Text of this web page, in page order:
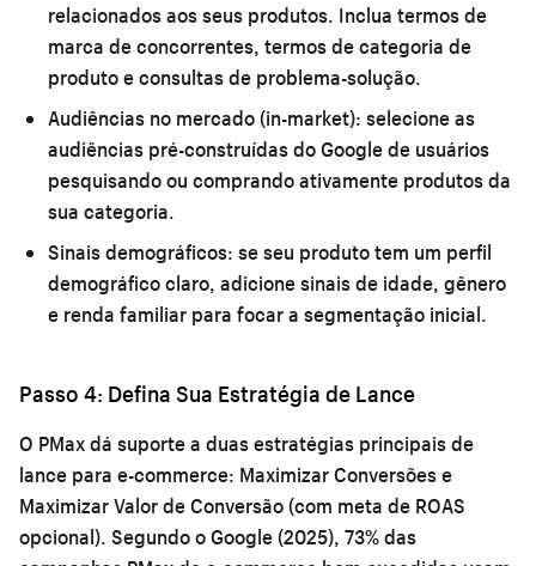
relacionados aos seus produtos. Inclua termos de
marca de concorrentes, termos de categoria de
produto e consultas de problema-solução.
Audiências no mercado (in-market): selecione as
audiências pré-construídas do Google de usuários
pesquisando ou comprando ativamente produtos da
sua categoria.
Sinais demográficos: se seu produto tem um perfil
demográfico claro, adicione sinais de idade, gênero
e renda familiar para focar a segmentação inicial.
Passo 4: Defina Sua Estratégia de Lance
O PMax dá suporte a duas estratégias principais de
lance para e-commerce: Maximizar Conversões e
Maximizar Valor de Conversão (com meta de ROAS
opcional). Segundo o Google (2025), 73% das